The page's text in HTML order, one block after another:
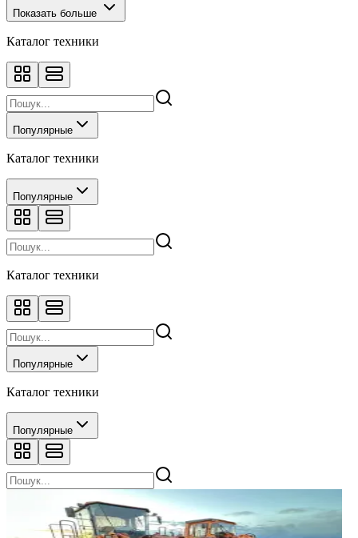
Показать больше
Каталог техники
Популярные
Каталог техники
Популярные
Каталог техники
Популярные
Каталог техники
Популярные